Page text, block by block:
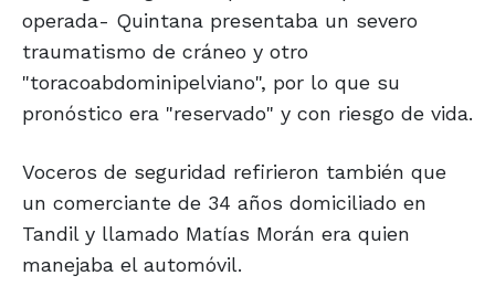
operada- Quintana presentaba un severo
traumatismo de cráneo y otro
"toracoabdominipelviano", por lo que su
pronóstico era "reservado" y con riesgo de vida.
Voceros de seguridad refirieron también que
un comerciante de 34 años domiciliado en
Tandil y llamado Matías Morán era quien
manejaba el automóvil.